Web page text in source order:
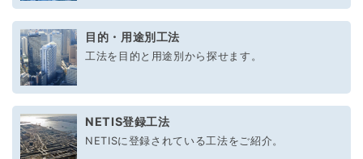
目的・用途別工法
工法を目的と用途別から探せます。
NETIS登録工法
NETISに登録されている工法をご紹介。